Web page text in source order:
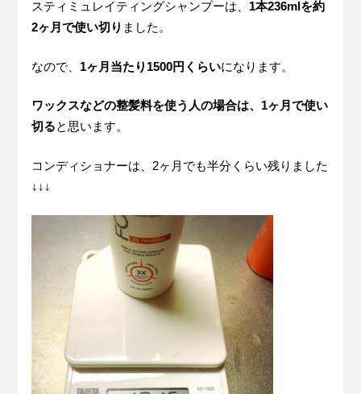
スティミュレイティングシャンプーは、 1本236mlを約
2ヶ月で使い切り ました。
なので、 1ヶ月当たり1500円くらいになります。
ワックスなどの整髪料を使う人の場合は、1ヶ月で使い
切ると思います。
コンディショナーは、2ヶ月でも半分くらい残りました
↓↓↓